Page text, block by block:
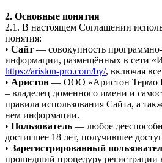
2. Основные понятия
2.1. В настоящем Соглашении
понятия:
• Сайт — совокупность
информации, размещённых в сети
https://ariston-pro.com/by/, включая
• Аристон — ООО «Аристон Термо
– владелец доменного имени и
правила использования Сайта, а
нем информации.
• Пользователь — любое
достигшее 18 лет, получившее
• Зарегистрированный
прошедший процедуру регистрации